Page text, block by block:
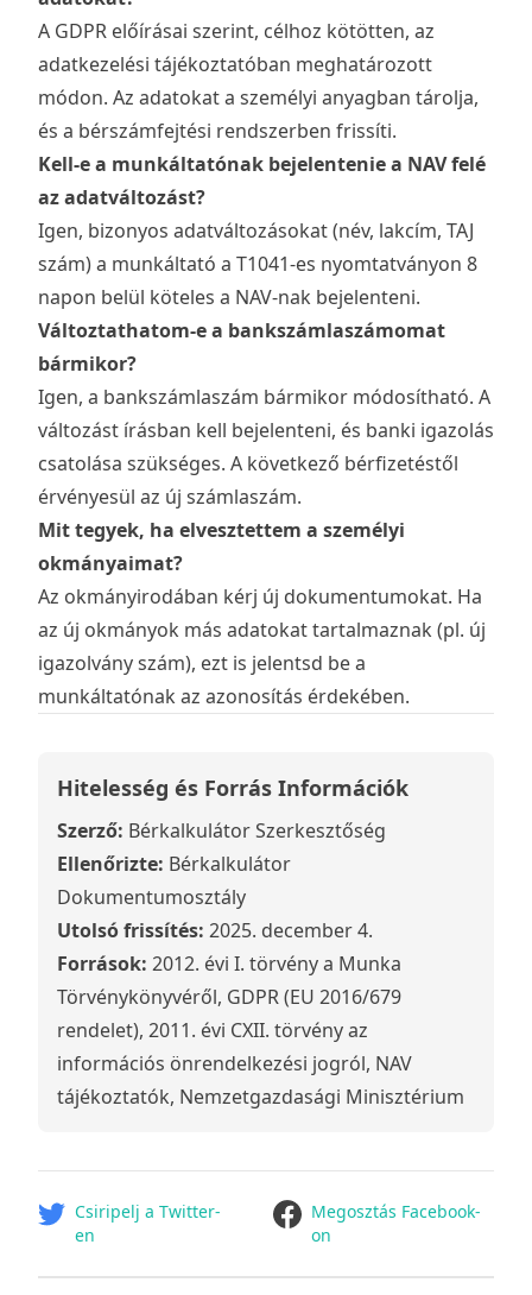
A GDPR előírásai szerint, célhoz kötötten, az
adatkezelési tájékoztatóban meghatározott
módon. Az adatokat a személyi anyagban tárolja,
és a bérszámfejtési rendszerben frissíti.
Kell-e a munkáltatónak bejelentenie a NAV felé
az adatváltozást?
Igen, bizonyos adatváltozásokat (név, lakcím, TAJ
szám) a munkáltató a T1041-es nyomtatványon 8
napon belül köteles a NAV-nak bejelenteni.
Változtathatom-e a bankszámlaszámomat
bármikor?
Igen, a bankszámlaszám bármikor módosítható. A
változást írásban kell bejelenteni, és banki igazolás
csatolása szükséges. A következő bérfizetéstől
érvényesül az új számlaszám.
Mit tegyek, ha elvesztettem a személyi
okmányaimat?
Az okmányirodában kérj új dokumentumokat. Ha
az új okmányok más adatokat tartalmaznak (pl. új
igazolvány szám), ezt is jelentsd be a
munkáltatónak az azonosítás érdekében.
Hitelesség és Forrás Információk
Szerző: Bérkalkulátor Szerkesztőség
Ellenőrizte: Bérkalkulátor
Dokumentumosztály
Utolsó frissítés: 2025. december 4.
Források: 2012. évi I. törvény a Munka
Törvénykönyvéről, GDPR (EU 2016/679
rendelet), 2011. évi CXII. törvény az
információs önrendelkezési jogról, NAV
tájékoztatók, Nemzetgazdasági Minisztérium
Csiripelj a Twitter-
en
facebookMegosztás Facebook-
on